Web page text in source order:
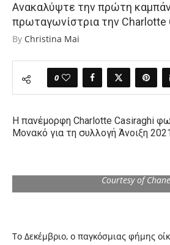
Ανακαλύψτε την πρώτη
πρωταγωνίστρια την Charlotte
By Christina Mai
0
Η πανέμορφη Charlotte Casiraghi
Μονακό για τη συλλογή Άνοιξη
Courtesy of
Το Δεκέμβριο, ο παγκόσμιας φήμης